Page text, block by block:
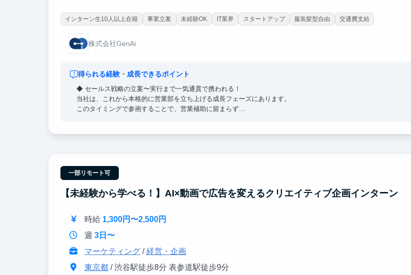
インターン生10人以上在籍 事業立案 未経験OK IT業界 スタートアップ 服装髪型自由 交通費支給
株式会社GenAi
得られる経験・成長できるポイント
◆ セールス戦略の立案〜実行まで一気通貫で携われる！
当社は、これから本格的に営業部を立ち上げる成長フェーズにあります。
このタイミングで参画することで、営業補助に留まらず
◆ 営業力＝一生使える武器。起業・事業責任者も視野に
営業は、業界や職種を問わず通用する最強のビジネススキルです。
元キーエンス営業からヒアリング力や課題構造化、提案・クロージングの思考を実践的に学び、自ら価値を生み出せ
一部リモート可
【未経験から学べる！】AI×動画で広告を変えるクリエイティブ企画インターン
時給 1,300円〜2,500円
週 3日〜
マーケティング/ 経営・企画
東京都/ 渋谷駅徒歩8分 表参道駅徒歩9分